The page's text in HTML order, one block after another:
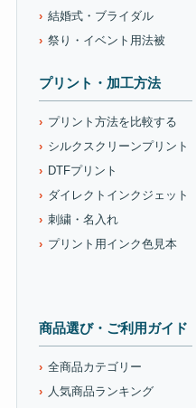
結婚式・ブライダル
祭り・イベント用法被
プリント・加工方法
プリント方法を比較する
シルクスクリーンプリント
DTFプリント
ダイレクトインクジェット
刺繍・名入れ
プリント用インク色見本
商品選び・ご利用ガイド
全商品カテゴリー
人気商品ランキング